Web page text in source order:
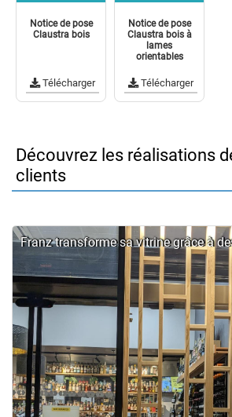
Notice de pose
Claustra bois
Télécharger
Notice de pose
Claustra bois à
lames
orientables
Télécharger
Découvrez les réalisations
clients
Franz transforme sa vitrine grâce à